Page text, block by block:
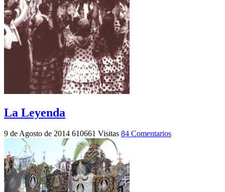
La Leyenda
9 de Agosto de 2014 610661 Visitas 84 Comentarios